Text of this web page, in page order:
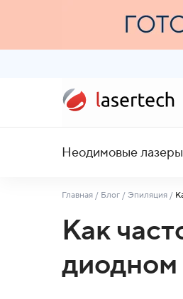
Неодимовые лазеры
Главная / Блог / Эпиляция /
Как
диодном